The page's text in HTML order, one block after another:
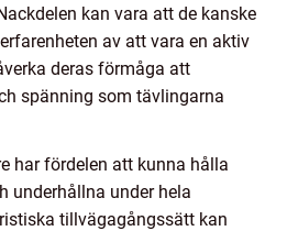
kan vara att de kanske
av att vara en aktiv
deras förmåga att
spänning som tävlingarna
har fördelen att kunna hålla
underhållna under hela
tillvägagångssätt kan